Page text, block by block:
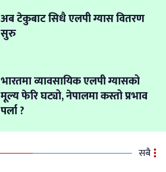
अब टेकुबाट सिधै एलपी ग्यास वितरण
सुरु
भारतमा व्यावसायिक एलपी ग्यासको
मूल्य फेरि घट्यो, नेपालमा कस्तो प्रभाव
पर्ला ?
सबै